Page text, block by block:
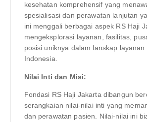
kesehatan komprehensif yang
spesialisasi dan perawatan lanjutan
ini menggali berbagai aspek RS Haji
mengeksplorasi layanan, fasilitas,
posisi uniknya dalam lanskap layanan
Indonesia.
Nilai Inti dan Misi:
Fondasi RS Haji Jakarta dibangun
serangkaian nilai-nilai inti yang
dan perawatan pasien. Nilai-nilai ini